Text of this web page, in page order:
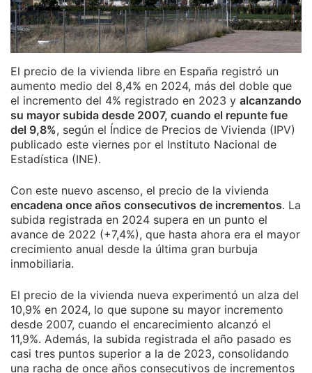
El precio de la vivienda libre en España registró un
aumento medio del 8,4% en 2024, más del doble que
el incremento del 4% registrado en 2023 y alcanzando
su mayor subida desde 2007, cuando el repunte fue
del 9,8%, según el Índice de Precios de Vivienda (IPV)
publicado este viernes por el Instituto Nacional de
Estadística (INE).
Con este nuevo ascenso, el precio de la vivienda
encadena once años consecutivos de incrementos. La
subida registrada en 2024 supera en un punto el
avance de 2022 (+7,4%), que hasta ahora era el mayor
crecimiento anual desde la última gran burbuja
inmobiliaria.
El precio de la vivienda nueva experimentó un alza del
10,9% en 2024, lo que supone su mayor incremento
desde 2007, cuando el encarecimiento alcanzó el
11,9%. Además, la subida registrada el año pasado es
casi tres puntos superior a la de 2023, consolidando
una racha de once años consecutivos de incrementos